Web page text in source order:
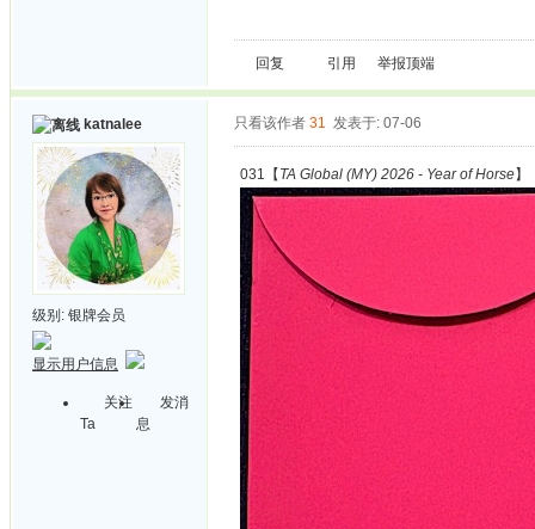
回复 引用 举报顶端
katnalee
级别: 银牌会员
显示用户信息
关注
Ta
发消
息
只看该作者 31 发表于: 07-06
031【 TA Global (MY) 2026 - Year of Horse】